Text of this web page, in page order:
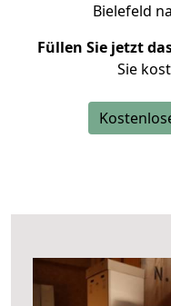
Bielefeld
Füllen Sie jetzt
Sie